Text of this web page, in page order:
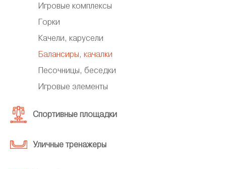
Игровые комплексы
Горки
Качели, карусели
Балансиры, качалки
Песочницы, беседки
Игровые элементы
Спортивные площадки
Уличные тренажеры